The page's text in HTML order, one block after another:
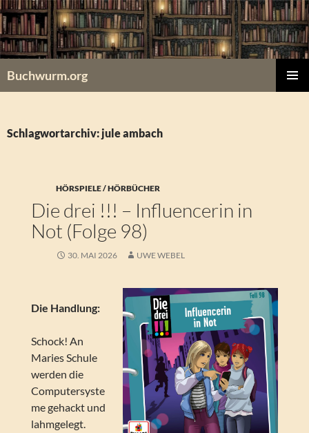
Zum
Inhalt
springen
Buchwurm.org
Schlagwortarchiv: jule ambach
HÖRSPIELE / HÖRBÜCHER
Die drei !!! – Influencerin in
Not (Folge 98)
30. MAI 2026 UWE WEBEL
Die Handlung:
Schock! An
Maries Schule
werden die
Computersyste
me gehackt und
lahmgelegt.